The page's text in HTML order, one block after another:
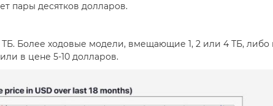
пары десятков долларов.
ТБ. Более ходовые модели, вмещающие 1, 2 или 4 ТБ,
в цене 5-10 долларов.